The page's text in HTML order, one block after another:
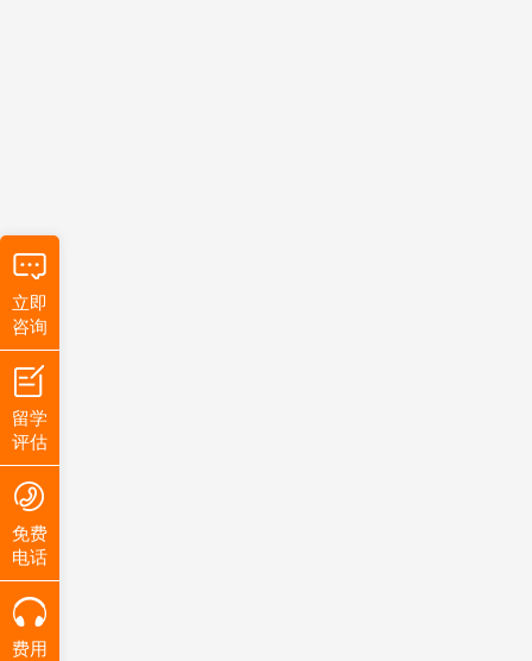
立即
咨询
留学
评估
免费
电话
费用